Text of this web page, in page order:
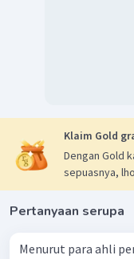
Klaim Gold
Dengan Gold
sepuasnya,
Pertanyaan serupa
Menurut para ahli